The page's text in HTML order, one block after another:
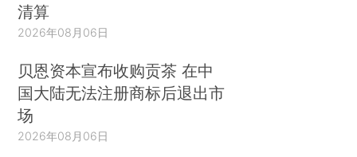
清算
2026年08月06日
贝恩资本宣布收购贡茶 在中
国大陆无法注册商标后退出市
场
2026年08月06日